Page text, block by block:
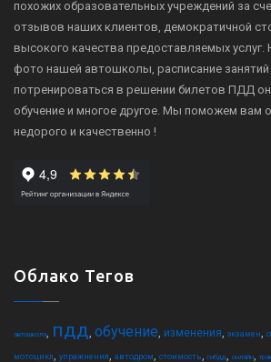
похожих образовательных учреждений за
отзывов наших клиентов, демократичной
высокого качества предоставляемых услуг.
фото нашей автошколы, расписание
потренироваться в решении билетов ПДД
обучение и многое другое. Мы поможем вам
недорого и качественно !
Облако Тегов
автошкола пдд обучение изменения экзамен
мотоцикл упражнения автодром стоимость гибдд онлайн